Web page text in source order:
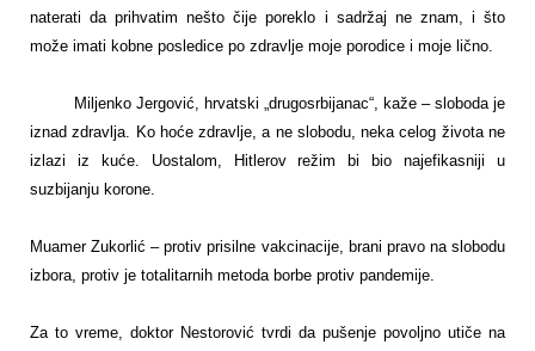
naterati da prihvatim nešto čije poreklo i sadržaj ne znam, i što
može imati kobne posledice po zdravlje moje porodice i moje lično.
Miljenko Jergović, hrvatski „drugosrbijanac“, kaže – sloboda je
iznad zdravlja. Ko hoće zdravlje, a ne slobodu, neka celog života ne
izlazi iz kuće. Uostalom, Hitlerov režim bi bio najefikasniji u
suzbijanju korone.
Muamer Zukorlić – protiv prisilne vakcinacije, brani pravo na slobodu
izbora, protiv je totalitarnih metoda borbe protiv pandemije.
Za to vreme, doktor Nestorović tvrdi da pušenje povoljno utiče na